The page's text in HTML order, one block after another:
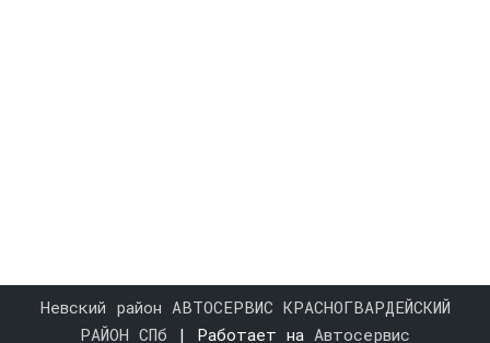
Невский район АВТОСЕРВИС КРАСНОГВАРДЕЙСКИЙ
РАЙОН СПб
| Работает на Автосервис